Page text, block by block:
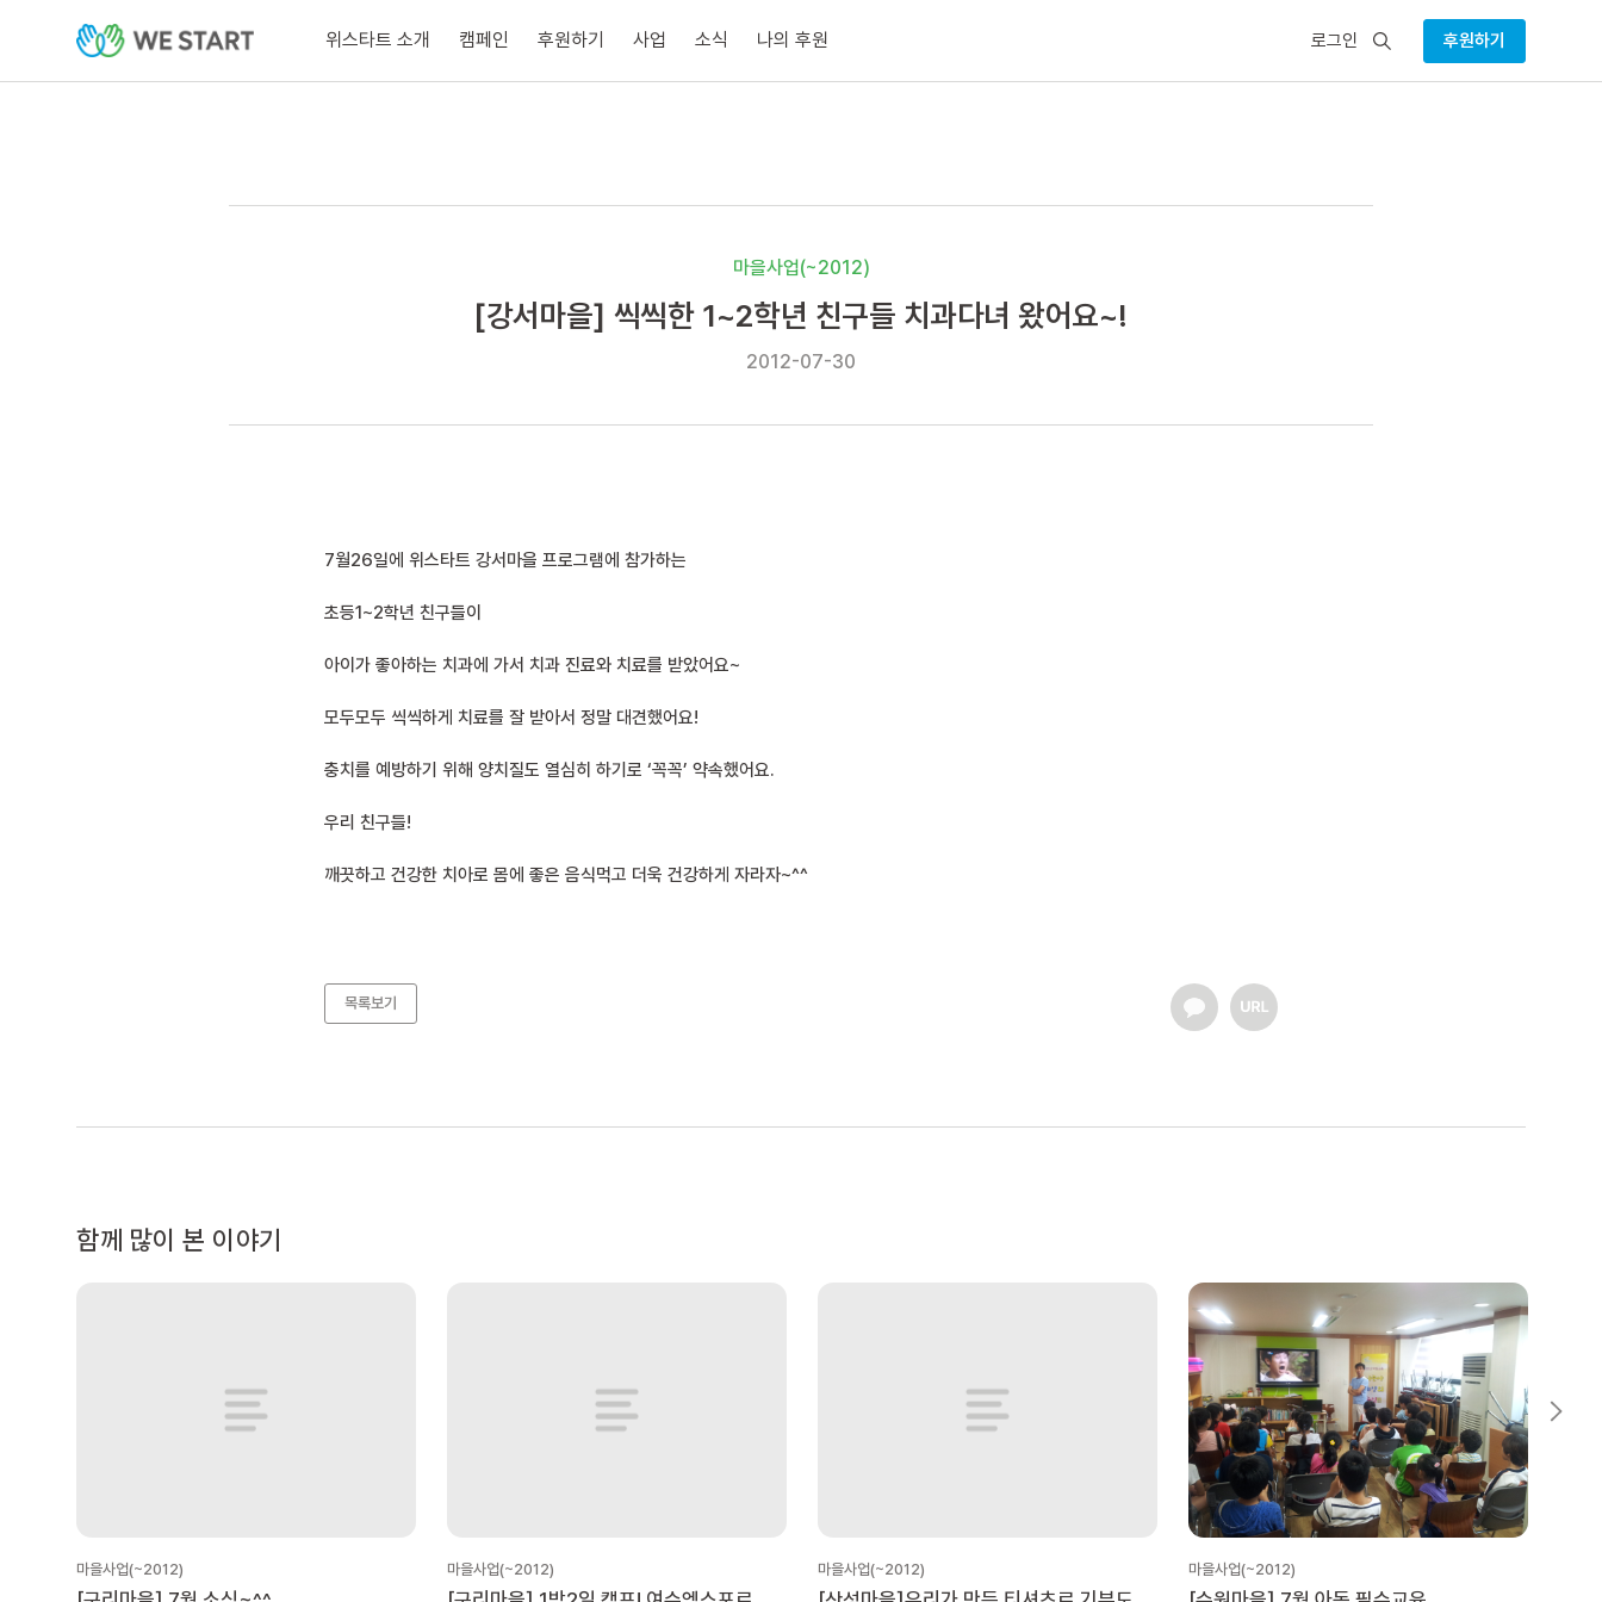
위스타트 소개 캠페인 후원하기 사업 소식 나의 후원 로그인
검
후원하기
마을사업(~2012)
[강서마을] 씩씩한 1~2학년 친구들 치과다녀 왔어요~!
2012-07-30
7월26일에 위스타트 강서마을 프로그램에 참가하는
초등1~2학년 친구들이
아이가 좋아하는 치과에 가서 치과 진료와 치료를 받았어요~
모두모두 씩씩하게 치료를 잘 받아서 정말 대견했어요!
충치를 예방하기 위해 양치질도 열심히 하기로 ‘꼭꼭’ 약속했어요.
우리 친구들!
깨끗하고 건강한 치아로 몸에 좋은 음식먹고 더욱 건강하게 자라자~^^
목록보기
함께 많이 본 이야기
마을사업(~2012) 마을사업(~2012) 마을사업(~2012) 마을사업(~2012)